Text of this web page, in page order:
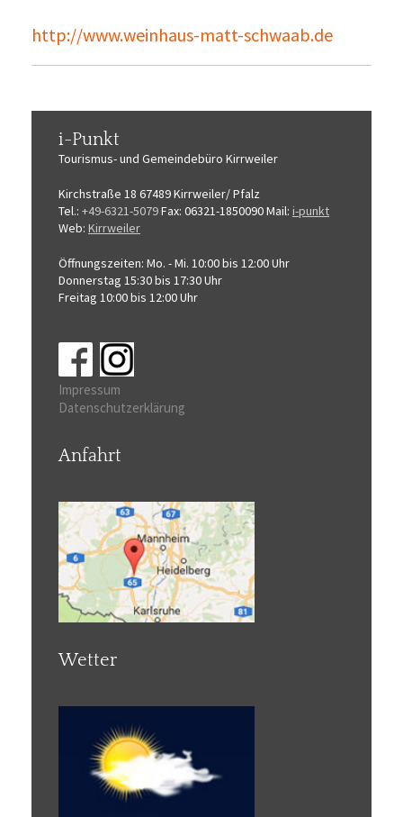
http://www.weinhaus-matt-schwaab.de
i-Punkt
Tourismus-und Gemeindebüro Kirrweiler
Kirchstraße 18 67489 Kirrweiler/ Pfalz
Tel.: +49-6321-5079Fax: 06321-1850090Mail: i-punkt
Web: Kirrweiler
Öffnungszeiten: Mo. - Mi. 10:00 bis 12:00 Uhr
Donnerstag 15:30 bis 17:30 Uhr
Freitag 10:00 bis 12:00 Uhr
Impressum
Datenschutzerklärung
Anfahrt
Wetter